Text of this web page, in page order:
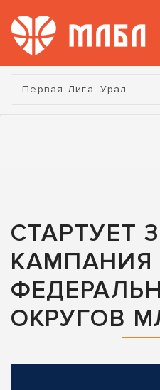
Турнир:
Первая Лига. Урал
СТАРТУЕТ
ОКРУГОВ